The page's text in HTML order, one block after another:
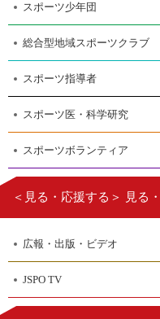
スポーツ少年団
総合型地域スポーツクラブ
スポーツ指導者
スポーツ医・科学研究
スポーツボランティア
＜見る・応援する＞ 見る
広報・出版・ビデオ
JSPO TV